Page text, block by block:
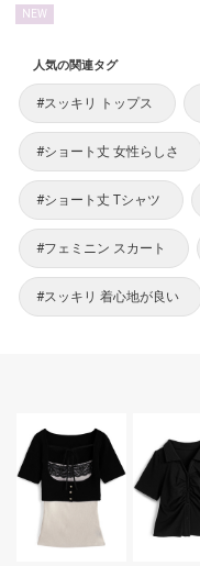
NEW
人気の関連タグ
#スッキリ トップス
#ショート丈 女性らしさ
#ショート丈 Tシャツ
#フェミニン スカート
#スッキリ 着心地が良い